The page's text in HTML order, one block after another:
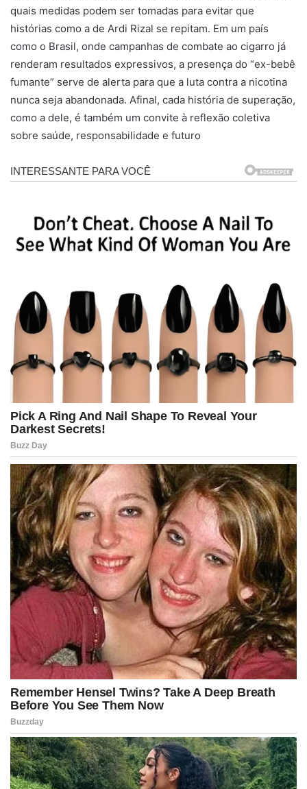
quais medidas podem ser tomadas para evitar que
histórias como a de Ardi Rizal se repitam. Em um país
como o Brasil, onde campanhas de combate ao cigarro já
renderam resultados expressivos, a presença do “ex-bebê
fumante” serve de alerta para que a luta contra a nicotina
nunca seja abandonada. Afinal, cada história de superação,
como a dele, é também um convite à reflexão coletiva
sobre saúde, responsabilidade e futuro